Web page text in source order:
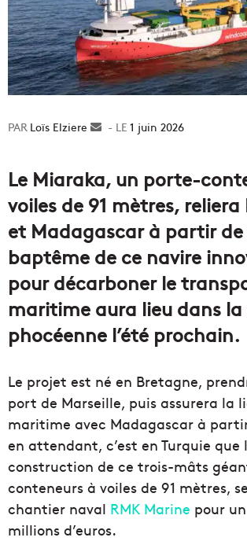
Loïs Elziere
Envoyer1 juin 2026
Le Miaraka, un porte-
voiles de 91 mètres, reliera
et Madagascar à partir de
baptême de ce navire
pour décarboner le
maritime aura lieu dans
phocéenne l’été prochain.
Le projet est né en Bretagne,
port de Marseille, puis assurera la
maritime avec Madagascar à
en attendant, c’est en Turquie que
construction de ce trois-mâts
conteneurs à voiles de 91 mètres,
chantier naval RMK Marine pour
millions d’euros.